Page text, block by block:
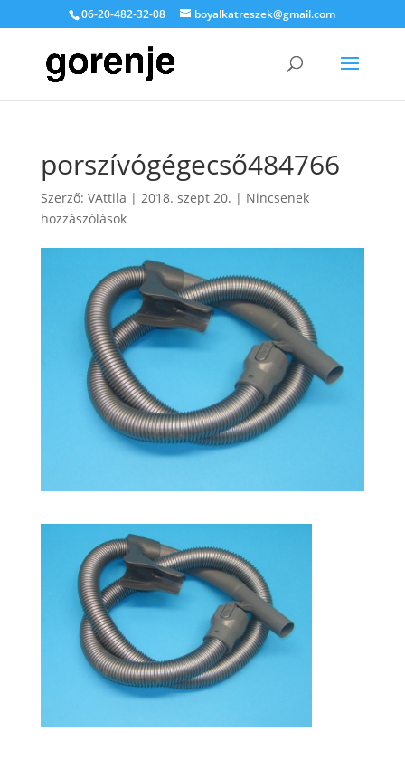
06-20-482-32-08 boyalkatreszek@gmail.com
porszívógégecső484766
Szerző: VAttila | 2018. szept 20. | Nincsenek
hozzászólások